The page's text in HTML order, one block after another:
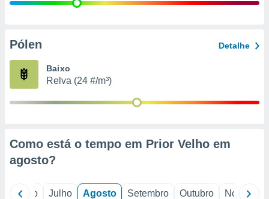
e
de
Pólen Detalhe
Baixo
Relva (24 #/m³)
Como está o tempo em Prior Velho em
agosto?
Junho Julho Agosto Setembro Outubro Novembro